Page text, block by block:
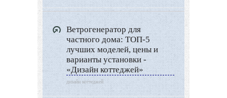
Видео новости
Дизайн разное
Другие услуги
Ветрогенератор для
частного дома: ТОП-5
лучших моделей, цены и
варианты установки -
«Дизайн коттеджей»
дизайн коттеджей